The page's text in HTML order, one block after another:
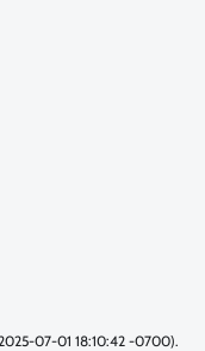
07-01 18:10:42 -0700).